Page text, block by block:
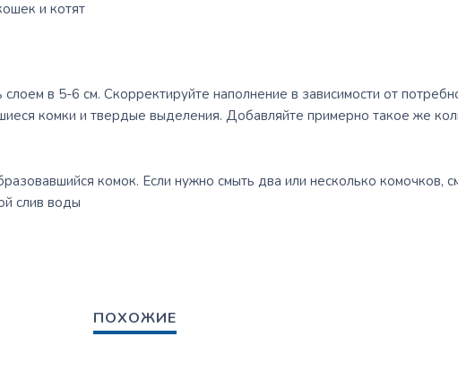
и котят
в 5-6 см. Скорректируйте наполнение в зависимости от
комки и твердые выделения. Добавляйте примерно такое же
комок. Если нужно смыть два или несколько комочков,
слив воды
ПОХОЖИЕ